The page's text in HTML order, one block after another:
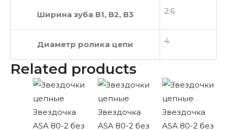
Ширина зуба В1, В2, В3 2.6
Диаметр ролика цепи 4
Related products